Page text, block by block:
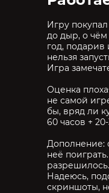
Игру
до дыр, о чём
год, подарив
нельзя
Игра
Оценка
не самой
бы, вряд ли
60 часов +
Дополнение:
неё
Надеюсь,
скриншоты,